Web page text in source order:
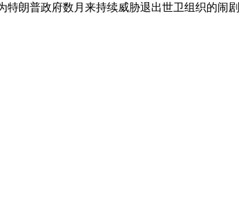
朗普政府数月来持续威胁退出世卫组织的闹剧